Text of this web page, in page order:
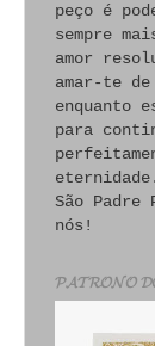
peço é
sempre
amor
amar-te
enquanto
para
São
nós!
𝓟𝓐𝓣𝓡𝓞𝓝𝓞